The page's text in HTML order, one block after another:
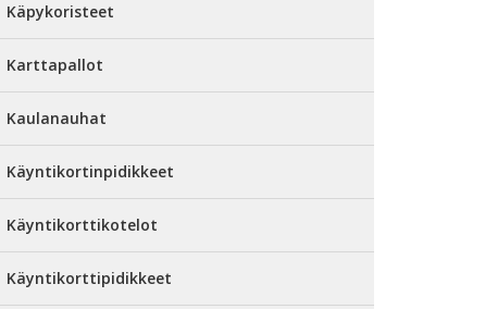
Käpykoristeet
Karttapallot
Kaulanauhat
Käyntikortinpidikkeet
Käyntikorttikotelot
Käyntikorttipidikkeet